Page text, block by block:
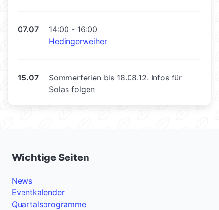
07.07
14:00 - 16:00
Hedingerweiher
15.07
Sommerferien bis 18.08.12. Infos für
Solas folgen
Wichtige Seiten
News
Eventkalender
Quartalsprogramme